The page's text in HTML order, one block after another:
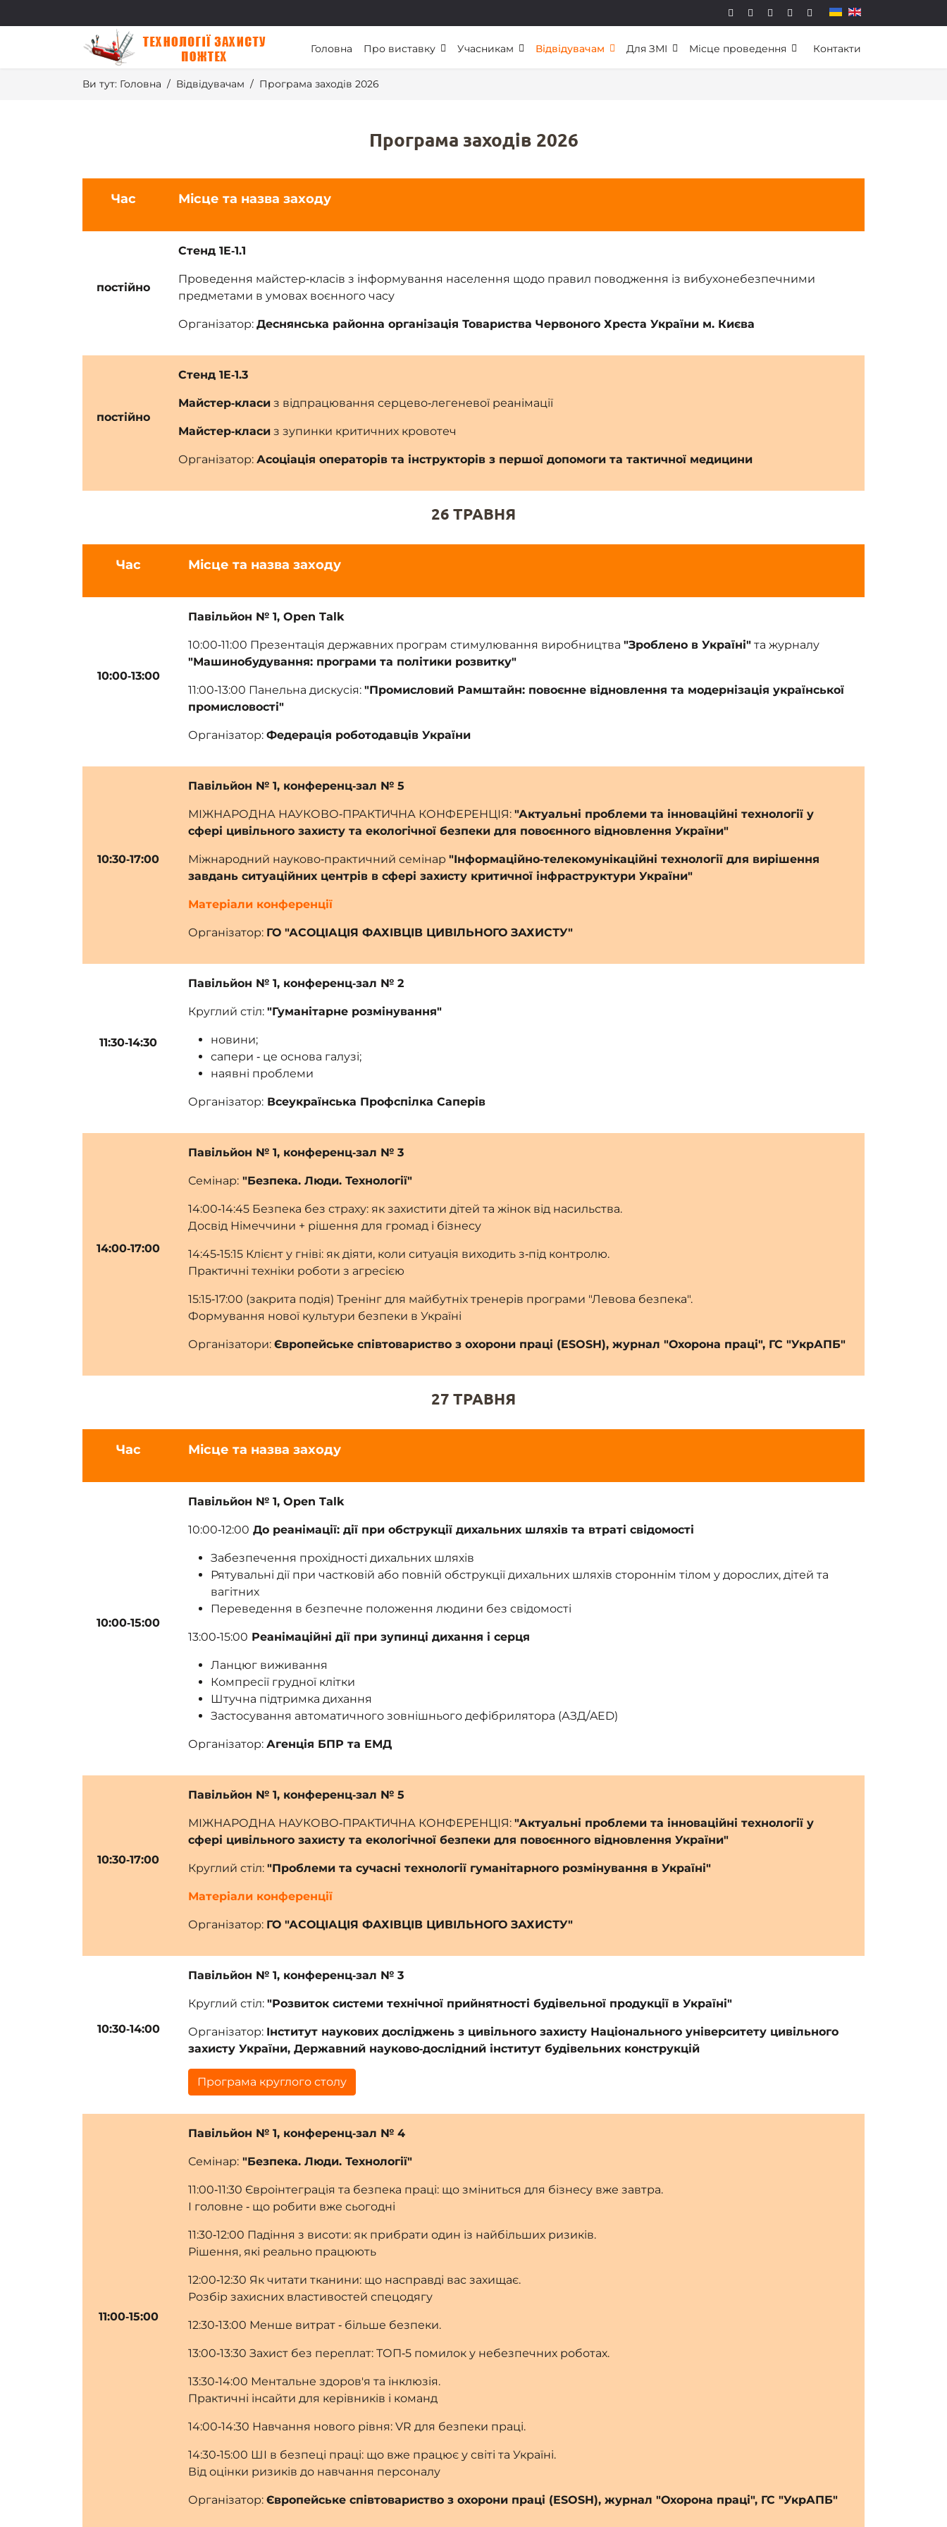
Головна Про виставку Учасникам Відвідувачам Для ЗМІ Місце проведення Контакти
Ви тут: Головна Відвідувачам Програма заходів 2026
Програма заходів 2026
Час Місце та назва заходу
постійно
Стенд 1E‑1.1
Проведення майстер‑класів з інформування населення щодо правил поводження із вибухонебезпечними
предметами в умовах воєнного часу
Організатор: Деснянська районна організація Товариства Червоного Хреста України м. Києва
постійно
Стенд 1E‑1.3
Майстер‑класи з відпрацювання серцево‑легеневої реанімації
Майстер‑класи з зупинки критичних кровотеч
Організатор: Асоціація операторів та інструкторів з першої допомоги та тактичної медицини
26 ТРАВНЯ
Час Місце та назва заходу
10:00‑13:00
Павільйон № 1, Open Talk
10:00‑11:00 Презентація державних програм стимулювання виробництва "Зроблено в Україні" та журналу
"Машинобудування: програми та політики розвитку"
11:00‑13:00 Панельна дискусія: "Промисловий Рамштайн: повоєнне відновлення та модернізація української
промисловості"
Організатор: Федерація роботодавців України
10:30‑17:00
Павільйон № 1, конференц‑зал № 5
МІЖНАРОДНА НАУКОВО‑ПРАКТИЧНА КОНФЕРЕНЦІЯ: "Актуальні проблеми та інноваційні технології у
сфері цивільного захисту та екологічної безпеки для повоєнного відновлення України"
Міжнародний науково‑практичний семінар "Інформаційно‑телекомунікаційні технології для вирішення
завдань ситуаційних центрів в сфері захисту критичної інфраструктури України"
Матеріали конференції
Організатор: ГО "АСОЦІАЦІЯ ФАХІВЦІВ ЦИВІЛЬНОГО ЗАХИСТУ"
11:30‑14:30
Павільйон № 1, конференц‑зал № 2
Круглий стіл: "Гуманітарне розмінування"
новини;
сапери ‑ це основа галузі;
наявні проблеми
Організатор: Всеукраїнська Профспілка Саперів
14:00‑17:00
Павільйон № 1, конференц‑зал № 3
Семінар: "Безпека. Люди. Технології"
14:00‑14:45 Безпека без страху: як захистити дітей та жінок від насильства.
Досвід Німеччини + рішення для громад і бізнесу
14:45‑15:15 Клієнт у гніві: як діяти, коли ситуація виходить з‑під контролю.
Практичні техніки роботи з агресією
15:15‑17:00 (закрита подія) Тренінг для майбутніх тренерів програми "Левова безпека".
Формування нової культури безпеки в Україні
Організатори: Європейське співтовариство з охорони праці (ESOSH), журнал "Охорона праці", ГС "УкрАПБ"
27 ТРАВНЯ
Час Місце та назва заходу
10:00‑15:00
Павільйон № 1, Open Talk
10:00‑12:00 До реанімації: дії при обструкції дихальних шляхів та втраті свідомості
Забезпечення прохідності дихальних шляхів
Рятувальні дії при частковій або повній обструкції дихальних шляхів стороннім тілом у дорослих, дітей та
вагітних
Переведення в безпечне положення людини без свідомості
13:00‑15:00 Реанімаційні дії при зупинці дихання і серця
Ланцюг виживання
Компресії грудної клітки
Штучна підтримка дихання
Застосування автоматичного зовнішнього дефібрилятора (АЗД/AED)
Організатор: Агенція БПР та ЕМД
10:30‑17:00
Павільйон № 1, конференц‑зал № 5
МІЖНАРОДНА НАУКОВО‑ПРАКТИЧНА КОНФЕРЕНЦІЯ: "Актуальні проблеми та інноваційні технології у
сфері цивільного захисту та екологічної безпеки для повоєнного відновлення України"
Круглий стіл: "Проблеми та сучасні технології гуманітарного розмінування в Україні"
Матеріали конференції
Організатор: ГО "АСОЦІАЦІЯ ФАХІВЦІВ ЦИВІЛЬНОГО ЗАХИСТУ"
10:30‑14:00
Павільйон № 1, конференц‑зал № 3
Круглий стіл: "Розвиток системи технічної прийнятності будівельної продукції в Україні"
Організатор: Інститут наукових досліджень з цивільного захисту Національного університету цивільного
захисту України, Державний науково‑дослідний інститут будівельних конструкцій
Програма круглого столу
11:00‑15:00
Павільйон № 1, конференц‑зал № 4
Семінар: "Безпека. Люди. Технології"
11:00‑11:30 Євроінтеграція та безпека праці: що зміниться для бізнесу вже завтра.
І головне ‑ що робити вже сьогодні
11:30‑12:00 Падіння з висоти: як прибрати один із найбільших ризиків.
Рішення, які реально працюють
12:00‑12:30 Як читати тканини: що насправді вас захищає.
Розбір захисних властивостей спецодягу
12:30‑13:00 Менше витрат ‑ більше безпеки.
13:00‑13:30 Захист без переплат: ТОП‑5 помилок у небезпечних роботах.
13:30‑14:00 Ментальне здоров'я та інклюзія.
Практичні інсайти для керівників і команд
14:00‑14:30 Навчання нового рівня: VR для безпеки праці.
14:30‑15:00 ШІ в безпеці праці: що вже працює у світі та Україні.
Від оцінки ризиків до навчання персоналу
Організатор: Європейське співтовариство з охорони праці (ESOSH), журнал "Охорона праці", ГС "УкрАПБ"